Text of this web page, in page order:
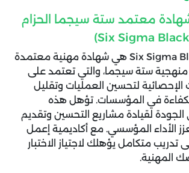
معتمد ستة سيجما الحزام
شهادة Six Sigma Black Belt هي شهادة مهنية معتمدة
منهجية ستة سيجما، والتي تعتمد على
الإحصائية لتحسين العمليات وتقليل
الكفاءة في المؤسسات. تؤهل هذه
الجودة لقيادة مشاريع التحسين وتقديم
الأداء المؤسسي. مع أكاديمية إعمل
متكامل يؤهلك لاجتياز الاختبار
المهنية.